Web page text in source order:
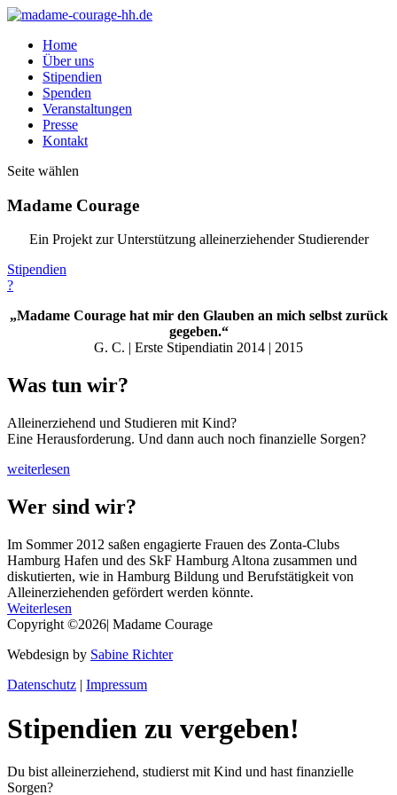
Home
Über uns
Stipendien
Spenden
Veranstaltungen
Presse
Kontakt
Seite wählen
Madame Courage
Ein Projekt zur Unterstützung alleinerziehender Studierender
Stipendien
?
„Madame Courage hat mir den Glauben an mich selbst zurück
gegeben.“
G. C. | Erste Stipendiatin 2014 | 2015
Was tun wir?
Alleinerziehend und Studieren mit Kind?
Eine Herausforderung. Und dann auch noch finanzielle Sorgen?
weiterlesen
Wer sind wir?
Im Sommer 2012 saßen engagierte Frauen des Zonta-Clubs
Hamburg Hafen und des SkF Hamburg Altona zusammen und
diskutierten, wie in Hamburg Bildung und Berufstätigkeit von
Alleinerziehenden gefördert werden könnte.
Weiterlesen
Copyright ©2026| Madame Courage
Webdesign by Sabine Richter
Datenschutz | Impressum
Stipendien zu vergeben!
Du bist alleinerziehend, studierst mit Kind und hast finanzielle
Sorgen?